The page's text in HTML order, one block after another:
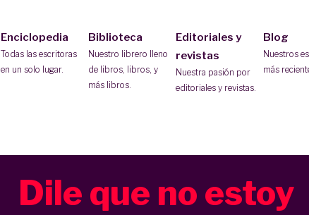
Enciclopedia
Todas las escritoras
en un solo lugar.
Biblioteca
Nuestro librero lleno
de libros, libros, y
más libros.
Editoriales y
revistas
Nuestra pasión por
editoriales y revistas.
Blog
Nuestros
más
Dile que no estoy